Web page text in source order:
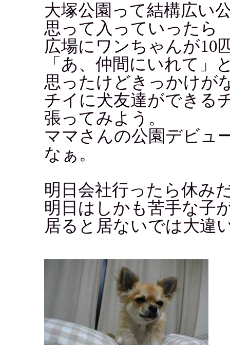
大塚公園って結構広い
思って入っていったら
広場にワンちゃんが10
「あ、仲間にいれて」
思ったけどきっかけが
チイに犬友達ができる
張ってみよう。
ママさんの公園デビュ
なぁ。
明日会社行ったら休み
明日はしかも苦手な子
居ると居ないでは大違